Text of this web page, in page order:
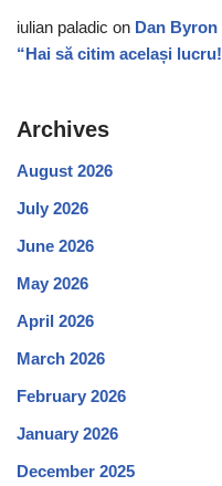
iulian paladic on Dan Byron
“Hai să citim același
Archives
August 2026
July 2026
June 2026
May 2026
April 2026
March 2026
February 2026
January 2026
December 2025